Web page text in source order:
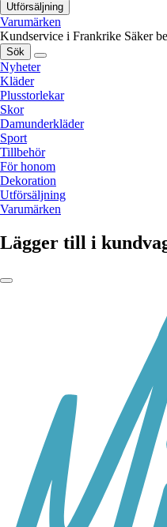
Utförsäljning
Varumärken
Kundservice i Frankrike Säker
Sök
Nyheter
Kläder
Plusstorlekar
Skor
Damunderkläder
Sport
Tillbehör
För honom
Dekoration
Utförsäljning
Varumärken
Lägger till i